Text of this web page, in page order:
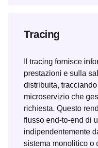
Tracing
Il tracing fornisce
prestazioni e sulla
distribuita,
microservizio che
richiesta. Questo
flusso end-to-end di
indipendentemente
sistema monolitico o